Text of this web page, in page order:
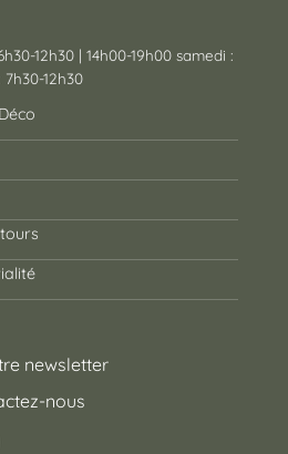
12h30 | 14h00-19h00 samedi :
12h30
newsletter
nous